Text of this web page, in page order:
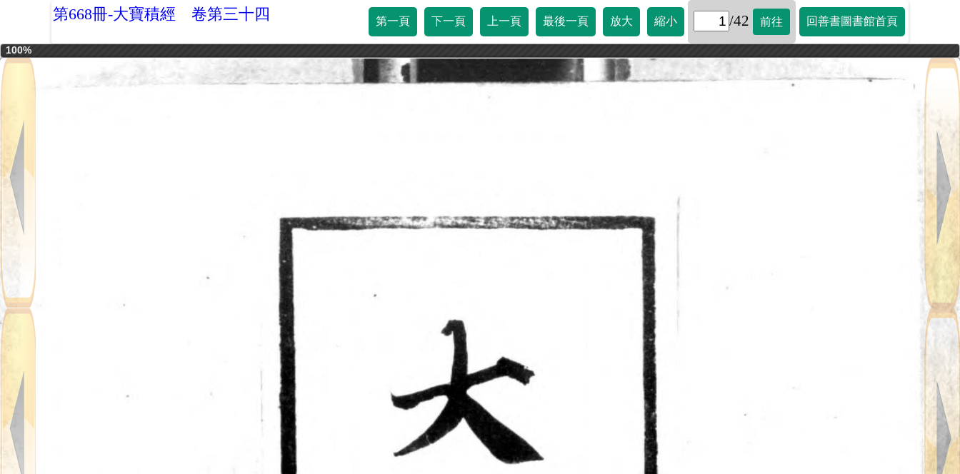
第668冊-大寶積經 卷第三十四 第一頁 下一頁 上一頁 最後一頁 放大 縮小 /42 前往 回善書圖書館首頁
100%